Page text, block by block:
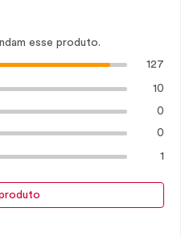
esse produto.
127
10
0
0
1